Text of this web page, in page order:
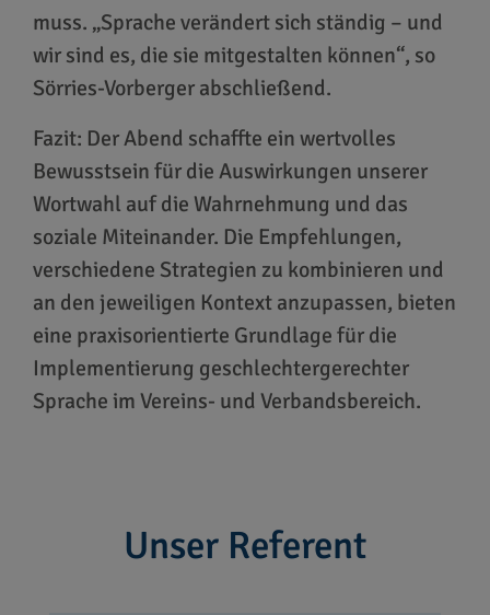
muss. „Sprache verändert sich ständig – und
wir sind es, die sie mitgestalten können“, so
Sörries-Vorberger abschließend.
Fazit: Der Abend schaffte ein wertvolles
Bewusstsein für die Auswirkungen unserer
Wortwahl auf die Wahrnehmung und das
soziale Miteinander. Die Empfehlungen,
verschiedene Strategien zu kombinieren und
an den jeweiligen Kontext anzupassen, bieten
eine praxisorientierte Grundlage für die
Implementierung geschlechtergerechter
Sprache im Vereins- und Verbandsbereich.
Unser Referent